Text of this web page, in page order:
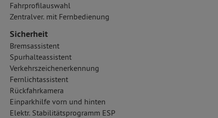
Fahrprofilauswahl
Zentralver. mit Fernbedienung
Sicherheit
Bremsassistent
Spurhalteassistent
Verkehrszeichenerkennung
Fernlichtassistent
Rückfahrkamera
Einparkhilfe vorn und hinten
Elektr. Stabilitätsprogramm ESP